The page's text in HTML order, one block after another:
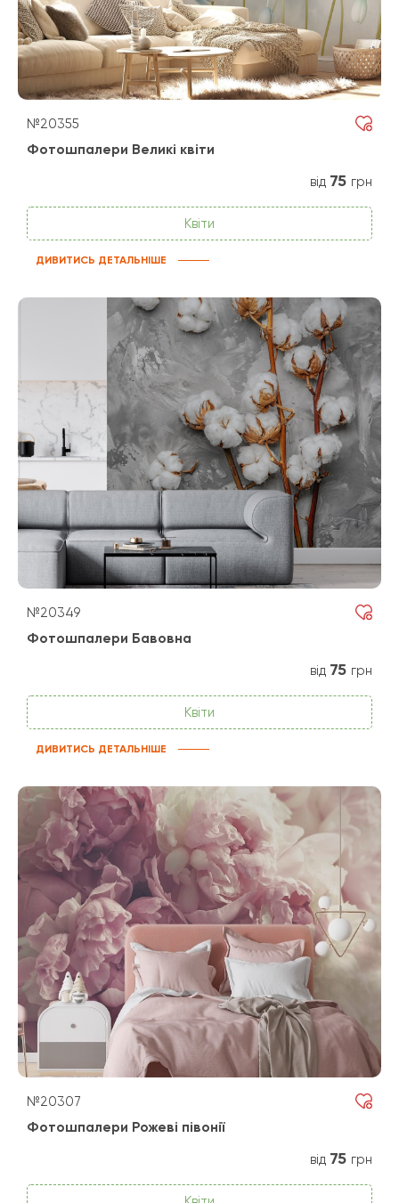
№20355
Фотошпалери Великі квіти
від 75 грн
Квіти
ДИВИТИСЬ ДЕТАЛЬНІШЕ
№20349
Фотошпалери Бавовна
від 75 грн
Квіти
ДИВИТИСЬ ДЕТАЛЬНІШЕ
№20307
Фотошпалери Рожеві півонії
від 75 грн